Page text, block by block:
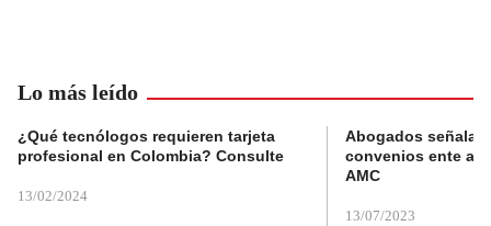
Lo más leído
¿Qué tecnólogos requieren tarjeta
profesional en Colombia? Consulte
13/02/2024
Abogados
convenios ente
AMC
13/07/2023